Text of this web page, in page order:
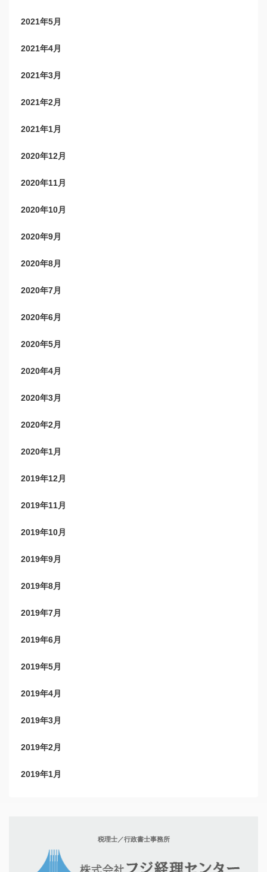
2021年5月
2021年4月
2021年3月
2021年2月
2021年1月
2020年12月
2020年11月
2020年10月
2020年9月
2020年8月
2020年7月
2020年6月
2020年5月
2020年4月
2020年3月
2020年2月
2020年1月
2019年12月
2019年11月
2019年10月
2019年9月
2019年8月
2019年7月
2019年6月
2019年5月
2019年4月
2019年3月
2019年2月
2019年1月
税理士／行政書士事務所